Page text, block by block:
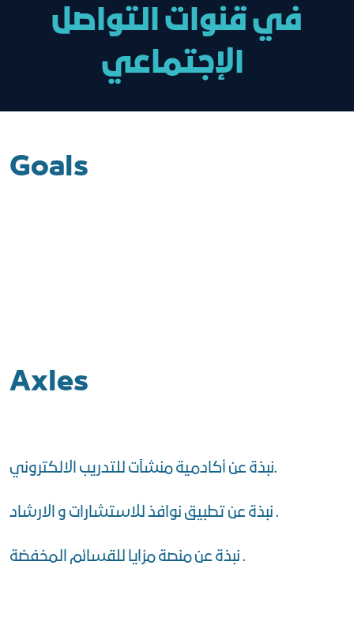
في قنوات التواصل
Goals
Axles
نبذة عن أكادمية منشآت للتدريب الالكتروني.
نبذة عن تطبيق نوافذ للاستشارات و الارشاد .
نبذة عن منصة مزايا للقسائم المخفضة .